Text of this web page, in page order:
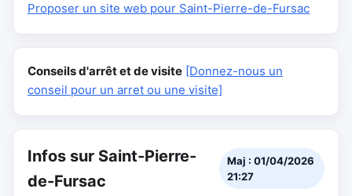
Proposer un site web pour Saint-Pierre-de-Fursac
Conseils d'arrêt et de visite [Donnez-nous un
conseil pour un arret ou une visite]
Infos sur Saint-Pierre-
de-Fursac
Maj : 01/04/2026
21:27